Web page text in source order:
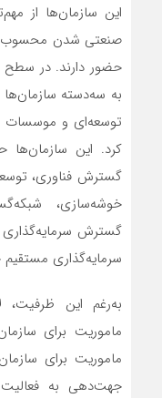
این سازمان‌ها از
صنعتی شدن محسوب
حضور دارند. در سطح
به سه‌دسته
توسعه‌ای و موسسات
گسترش فناوری،
خوشه‌سازی،
گسترش
سرمایه‌گذاری مستقیم
به‌رغم این ظرفیت،
ماموریت برای
ماموریت برای
جهت‌دهی به